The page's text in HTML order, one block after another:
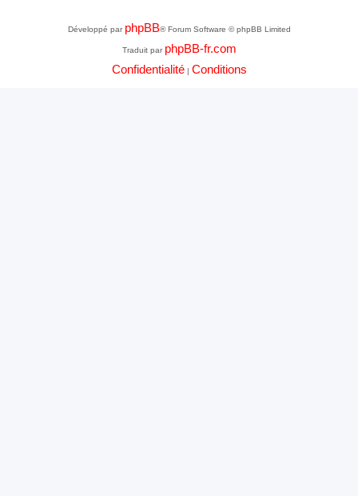
Développé par phpBB® Forum Software © phpBB Limited
Traduit par phpBB-fr.com
Confidentialité| Conditions